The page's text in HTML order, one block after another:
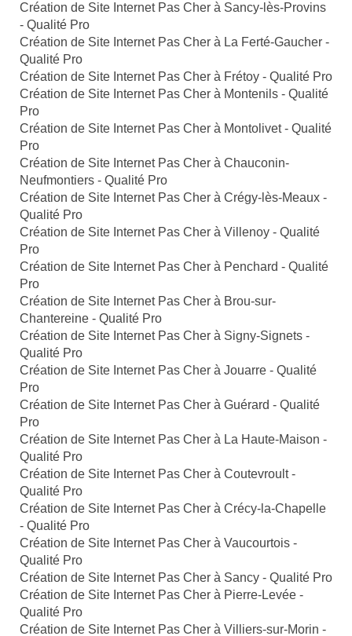
Création de Site Internet Pas Cher à Sancy-lès-Provins
- Qualité Pro
Création de Site Internet Pas Cher à La Ferté-Gaucher -
Qualité Pro
Création de Site Internet Pas Cher à Frétoy - Qualité Pro
Création de Site Internet Pas Cher à Montenils - Qualité
Pro
Création de Site Internet Pas Cher à Montolivet - Qualité
Pro
Création de Site Internet Pas Cher à Chauconin-
Neufmontiers - Qualité Pro
Création de Site Internet Pas Cher à Crégy-lès-Meaux -
Qualité Pro
Création de Site Internet Pas Cher à Villenoy - Qualité
Pro
Création de Site Internet Pas Cher à Penchard - Qualité
Pro
Création de Site Internet Pas Cher à Brou-sur-
Chantereine - Qualité Pro
Création de Site Internet Pas Cher à Signy-Signets -
Qualité Pro
Création de Site Internet Pas Cher à Jouarre - Qualité
Pro
Création de Site Internet Pas Cher à Guérard - Qualité
Pro
Création de Site Internet Pas Cher à La Haute-Maison -
Qualité Pro
Création de Site Internet Pas Cher à Coutevroult -
Qualité Pro
Création de Site Internet Pas Cher à Crécy-la-Chapelle
- Qualité Pro
Création de Site Internet Pas Cher à Vaucourtois -
Qualité Pro
Création de Site Internet Pas Cher à Sancy - Qualité Pro
Création de Site Internet Pas Cher à Pierre-Levée -
Qualité Pro
Création de Site Internet Pas Cher à Villiers-sur-Morin -